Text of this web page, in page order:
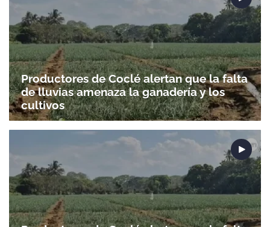
Productores de Coclé alertan que la falta
de lluvias amenaza la ganadería y los
cultivos